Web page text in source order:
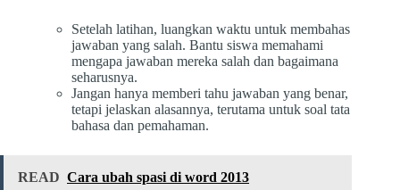
Setelah latihan, luangkan waktu untuk membahas
jawaban yang salah. Bantu siswa memahami
mengapa jawaban mereka salah dan bagaimana
seharusnya.
Jangan hanya memberi tahu jawaban yang benar,
tetapi jelaskan alasannya, terutama untuk soal tata
bahasa dan pemahaman.
READ Cara ubah spasi di word 2013